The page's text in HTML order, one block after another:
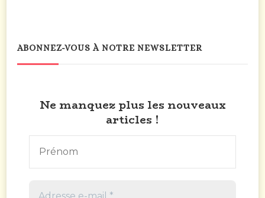
ABONNEZ-VOUS À NOTRE NEWSLETTER
Ne manquez plus les nouveaux
articles !